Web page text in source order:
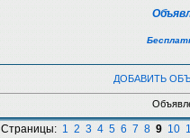
ДОБАВИТЬ
Страницы: 1 2 3 4 5 6 7 8 9 10